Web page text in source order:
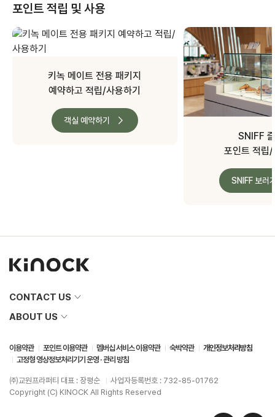
포인트 적립 및 사용
키녹 메이트 전용 패키지
예약하고 적립/사용하기
객실 예약하기
SNIFF
포인트 적립
SNIFF 보러
CONTACT US
ABOUT US
이용약관 포인트 이용약관 멤버십 서비스 이용약관 숙박약관
개인정보처리방침
고정형 영상정보처리기기 운영 · 관리 방침
㈜교원프라퍼티 대표 : 장평순
사업자등록번호 : 732-85-01762
Copyright (C) KINOCK All Rights Reserved